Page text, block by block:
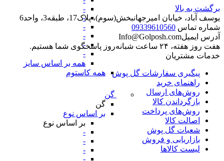
-
-
-
-
-
-
همه بر اساس سایز
همه کاستوم
گن
گن
بر اساس نوع
بر اساس نوع
-
-
-
-
برگشت به بالا
یوسف آباد، خیابان امیرجهانبخش(سوم)، پلاک17، طبقه3، واحد6
شماره تماس 09339610560
آدرس ایمیلInfo@Golposh.com
هفت روز هفته، ۲۴ ساعت شبانه‌روز پاسخگوی شما هستیم.
خدمات مشتریان
پیگیری سفارشات گل پوش
راهنمای خرید
روش‌های ارسال
بازگرداندن کالا
روش‌های پرداخت
اصالت کالا
شعبات گل پوش
بازاریابی و فروش
لیست کالاها